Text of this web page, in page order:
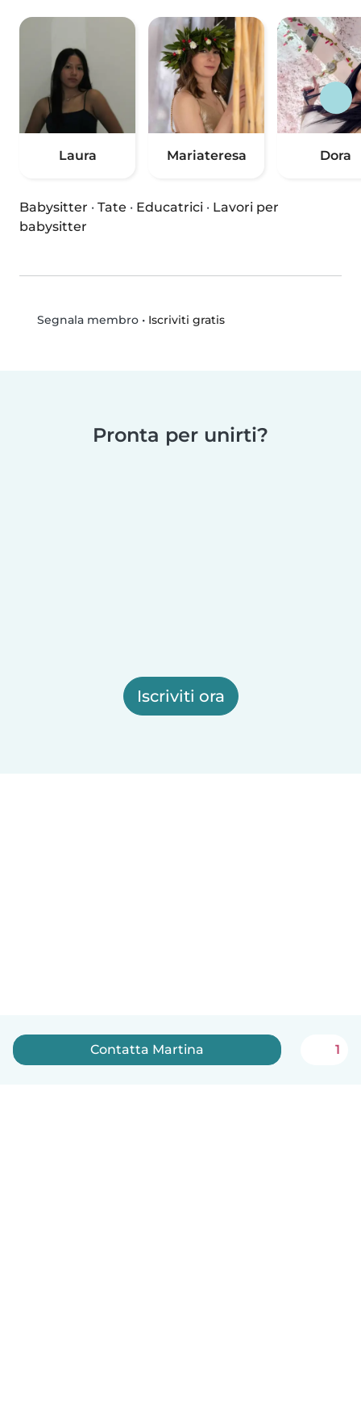
Laura Mariateresa Dora
Babysitter · Tate · Educatrici · Lavori per
babysitter
Segnala membro• Iscriviti gratis
Pronta per unirti?
Iscriviti ora
Contatta Martina 1